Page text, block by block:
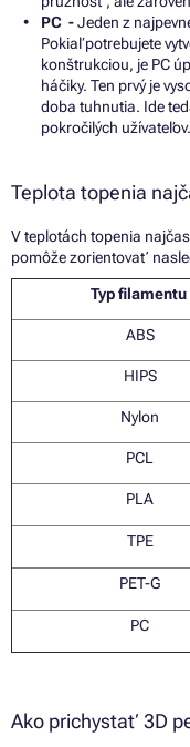
PC -Jeden z
Pokiaľ potrebujete
konštrukciou, je PC
háčiky. Ten prvý je
doba tuhnutia. Ide
pokročilých užívateľov.
Teplota topenia
V teplotách topenia
pomôže zorientovať
Typ filamentu
ABS
HIPS
Nylon
PCL
PLA
TPE
PET-G
PC
Ako prichystať 3D